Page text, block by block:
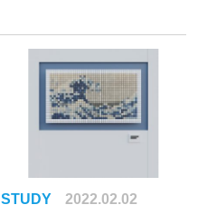
STUDY 2022.02.02